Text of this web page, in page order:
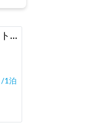
【電源無料】プライベートキャンピングサイト軽井沢
/1泊